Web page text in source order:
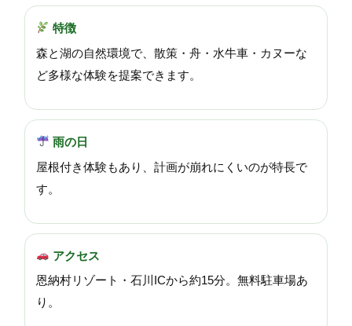
特徴
森と湖の自然環境で、散策・舟・水牛車・カヌーな
ど多様な体験を提案できます。
雨の日
屋根付き体験もあり、計画が崩れにくいのが特長で
す。
アクセス
恩納村リゾート・石川ICから約15分。無料駐車場あ
り。